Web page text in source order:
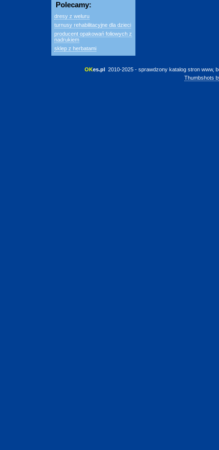
Polecamy:
dresy z weluru
turnusy rehabilitacyjne dla dzieci
producent opakowań foliowych z
nadrukiem
sklep z herbatami
OKes.pl 2010-2025 - sprawdzony katalog stron www,
Thumbshots